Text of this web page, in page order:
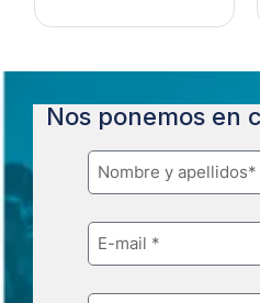
Nos ponemos en